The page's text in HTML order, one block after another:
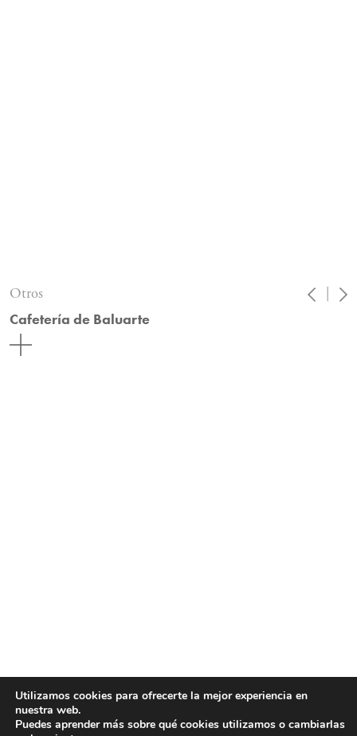
Otros
Cafetería de Baluarte
Utilizamos cookies para ofrecerte la mejor experiencia en
nuestra web.
Puedes aprender más sobre qué cookies utilizamos o cambiarlas